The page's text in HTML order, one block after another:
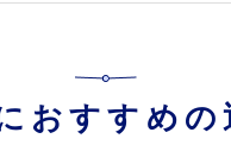
おすすめの